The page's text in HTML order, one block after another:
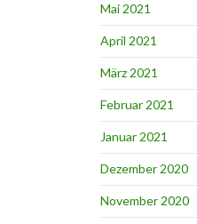
Mai 2021
April 2021
März 2021
Februar 2021
Januar 2021
Dezember 2020
November 2020